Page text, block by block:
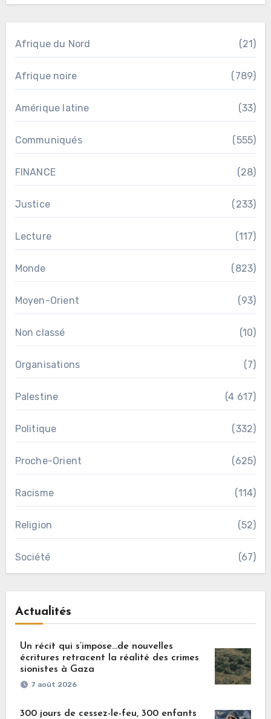
Afrique du Nord (21)
Afrique noire (789)
Amérique latine (33)
Communiqués (555)
FINANCE (28)
Justice (233)
Lecture (117)
Monde (823)
Moyen-Orient (93)
Non classé (10)
Organisations (7)
Palestine (4 617)
Politique (332)
Proche-Orient (625)
Racisme (114)
Religion (52)
Société (67)
Actualités
Un récit qui s’impose…de nouvelles
écritures retracent la réalité des crimes
sionistes à Gaza
7 août 2026
300 jours de cessez-le-feu, 300 enfants